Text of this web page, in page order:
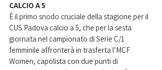
CALCIO A 5
È il primo snodo cruciale della stagione per il
CUS Padova calcio a 5, che per la sesta
giornata nel campionato di Serie C/1
femminile affronterà in trasferta l’MCF
Women, capolista con due punti di